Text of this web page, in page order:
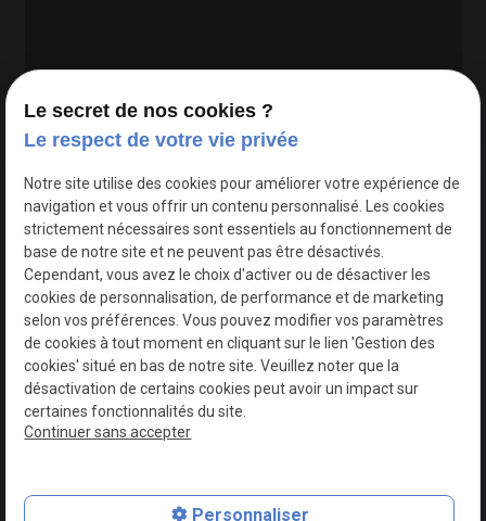
Google Maps Search API est désactivé.
Le secret de nos cookies ?
Le respect de votre vie privée
Notre site utilise des cookies pour améliorer votre expérience de
navigation et vous offrir un contenu personnalisé. Les cookies
strictement nécessaires sont essentiels au fonctionnement de
base de notre site et ne peuvent pas être désactivés.
Cependant, vous avez le choix d'activer ou de désactiver les
cookies de personnalisation, de performance et de marketing
selon vos préférences. Vous pouvez modifier vos paramètres
de cookies à tout moment en cliquant sur le lien 'Gestion des
cookies' situé en bas de notre site. Veuillez noter que la
désactivation de certains cookies peut avoir un impact sur
certaines fonctionnalités du site.
Continuer sans accepter
Personnaliser